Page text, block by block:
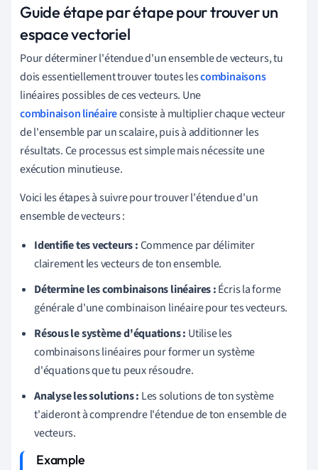
Guide étape par étape pour trouver un
espace vectoriel
Pour déterminer l'étendue d'un ensemble de vecteurs, tu
dois essentiellement trouver toutes lescombinaisons
linéaires possibles de ces vecteurs. Une
combinaison linéaireconsiste à multiplier chaque vecteur
de l'ensemble par un scalaire, puis à additionner les
résultats. Ce processus est simple mais nécessite une
exécution minutieuse.
Voici les étapes à suivre pour trouver l'étendue d'un
ensemble de vecteurs :
Identifie tes vecteurs :Commence par délimiter
clairement les vecteurs de ton ensemble.
Détermine les combinaisons linéaires :Écris la forme
générale d'une combinaison linéaire pour tes vecteurs.
Résous le système d'équations : Utilise les
combinaisons linéaires pour former un système
d'équations que tu peux résoudre.
Analyse les solutions : Les solutions de ton système
t'aideront à comprendre l'étendue de ton ensemble de
vecteurs.